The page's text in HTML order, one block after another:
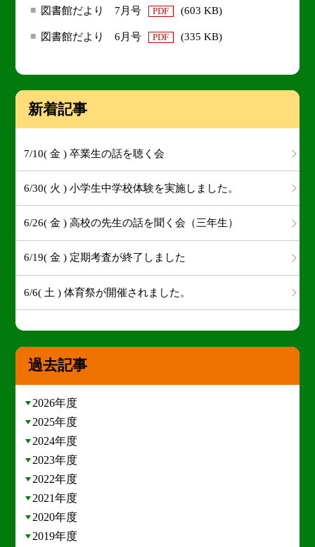
図書館だより 7月号 PDF (603 KB)
図書館だより 6月号 PDF (335 KB)
新着記事
7/10( 金 ) 卒業生の話を聴く会
6/30( 火 ) 小学生中学校体験を実施しました。
6/26( 金 ) 高校の先生の話を聞く会（三年生）
6/19( 金 ) 定期考査が終了しました
6/6( 土 ) 体育祭が開催されました。
過去記事
2026年度
2025年度
2024年度
2023年度
2022年度
2021年度
2020年度
2019年度